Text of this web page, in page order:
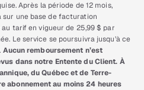
Après la période de 12 mois,
une base de facturation
tarif en vigueur de 25,99 $ par
Le service se poursuivra jusqu’à ce
Aucun remboursement n’est
dans notre Entente du Client. À
du Québec et de Terre-
abonnement au moins 24 heures